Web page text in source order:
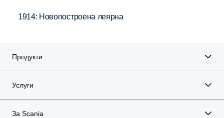
1914: Новопостроена леярна
Продукти
Услуги
За Scania